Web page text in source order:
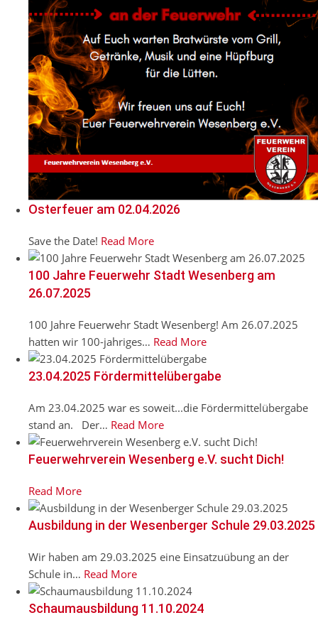
Osterfeuer am 02.04.2026
Save the Date! Read More
100 Jahre Feuerwehr Stadt Wesenberg am
26.07.2025
100 Jahre Feuerwehr Stadt Wesenberg! Am 26.07.2025
hatten wir 100-jahriges… Read More
23.04.2025 Fördermittelübergabe
Am 23.04.2025 war es soweit...die Fördermittelübergabe
stand an. Der… Read More
Feuerwehrverein Wesenberg e.V. sucht Dich!
Read More
Ausbildung in der Wesenberger Schule 29.03.2025
Wir haben am 29.03.2025 eine Einsatzuübung an der
Schule in… Read More
Schaumausbildung 11.10.2024